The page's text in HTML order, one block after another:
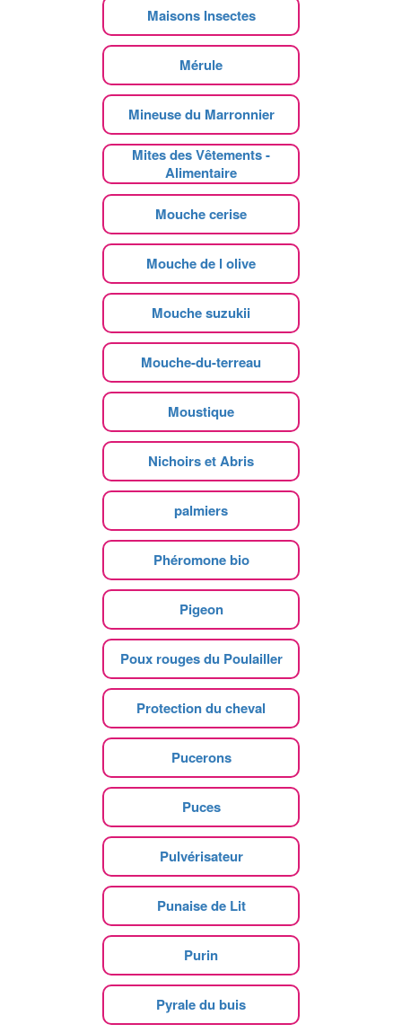
Maisons Insectes
Mérule
Mineuse du Marronnier
Mites des Vêtements -
Alimentaire
Mouche cerise
Mouche de l olive
Mouche suzukii
Mouche-du-terreau
Moustique
Nichoirs et Abris
palmiers
Phéromone bio
Pigeon
Poux rouges du Poulailler
Protection du cheval
Pucerons
Puces
Pulvérisateur
Punaise de Lit
Purin
Pyrale du buis